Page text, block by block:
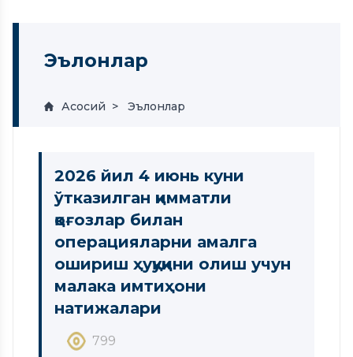
Эълонлар
Асосий Эълонлар
2026 йил 4 июнь куни
ўтказилган қимматли
қоғозлар билан
операцияларни амалга
ошириш ҳуқуқини олиш учун
малака имтиҳони
натижалари
799